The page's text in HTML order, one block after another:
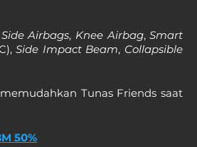
Side Airbags, Knee Airbag, Smart
Side Impact Beam, Collapsible
Tunas Friends saat
50%